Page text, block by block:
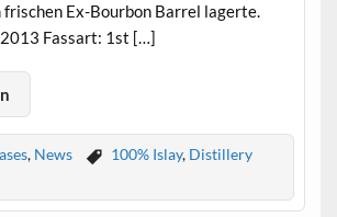
frischen Ex-Bourbon Barrel lagerte.
Fassart: 1st […]
, News 100% Islay, Distillery